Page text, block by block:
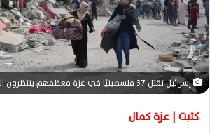
ا
ل
ك
ت
ر
إسرائيل تقتل 37 فلسطينيًا في غزة معظمهم ينتظرون المساعدات
كتبت | عزة كمال